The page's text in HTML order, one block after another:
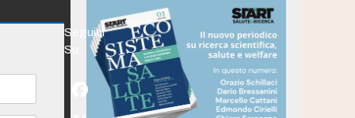
Seguici
Su:
Facebook